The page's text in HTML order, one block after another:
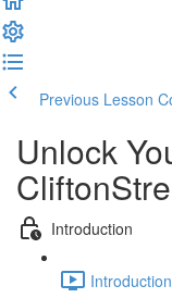
Previous Lesson
Unlock
Introduction